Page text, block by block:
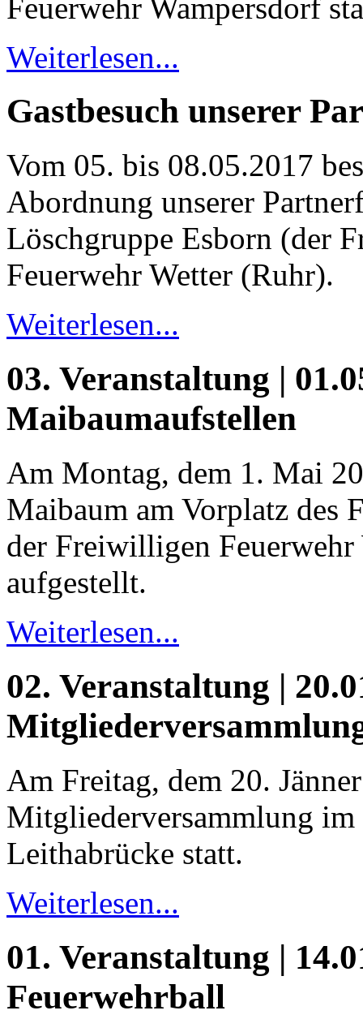
Feuerwehr Wampersdorf
Weiterlesen...
Gastbesuch unserer
Vom 05. bis 08.05.2017
Abordnung unserer
Löschgruppe Esborn (der
Feuerwehr Wetter (Ruhr).
Weiterlesen...
03. Veranstaltung |
Maibaumaufstellen
Am Montag, dem 1. Mai
Maibaum am Vorplatz des
der Freiwilligen Feuerwehr
aufgestellt.
Weiterlesen...
02. Veranstaltung |
Am Freitag, dem 20.
Mitgliederversammlung im
Leithabrücke statt.
Weiterlesen...
01. Veranstaltung |
Feuerwehrball